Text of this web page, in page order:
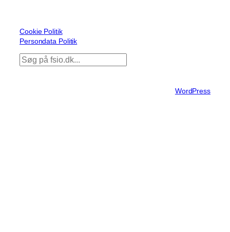
Cookie Politik
Persondata Politik
S
WordPress